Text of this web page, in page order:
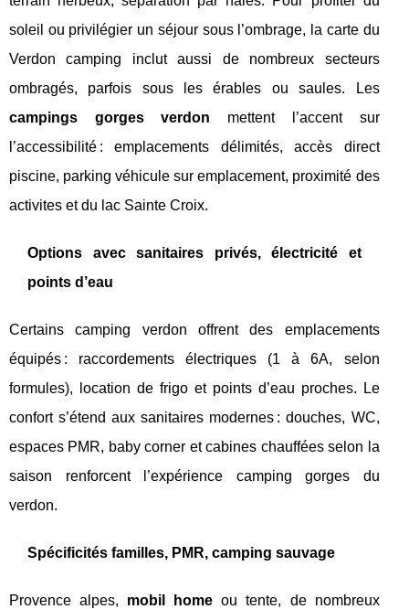
soleil ou privilégier un séjour sous l’ombrage, la carte du
Verdon camping inclut aussi de nombreux secteurs
ombragés, parfois sous les érables ou saules. Les
campings gorges verdon mettent l’accent sur
l’accessibilité : emplacements délimités, accès direct
piscine, parking véhicule sur emplacement, proximité des
activites et du lac Sainte Croix.
Options avec sanitaires privés, électricité et
points d’eau
Certains camping verdon offrent des emplacements
équipés : raccordements électriques (1 à 6A, selon
formules), location de frigo et points d’eau proches. Le
confort s’étend aux sanitaires modernes : douches, WC,
espaces PMR, baby corner et cabines chauffées selon la
saison renforcent l’expérience camping gorges du
verdon.
Spécificités familles, PMR, camping sauvage
Provence alpes, mobil home ou tente, de nombreux